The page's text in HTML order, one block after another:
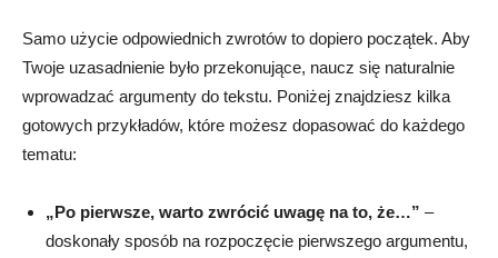
Samo użycie odpowiednich zwrotów to dopiero początek. Aby
Twoje uzasadnienie było przekonujące, naucz się naturalnie
wprowadzać argumenty do tekstu. Poniżej znajdziesz kilka
gotowych przykładów, które możesz dopasować do każdego
tematu:
„Po pierwsze, warto zwrócić uwagę na to, że…” –
doskonały sposób na rozpoczęcie pierwszego argumentu,